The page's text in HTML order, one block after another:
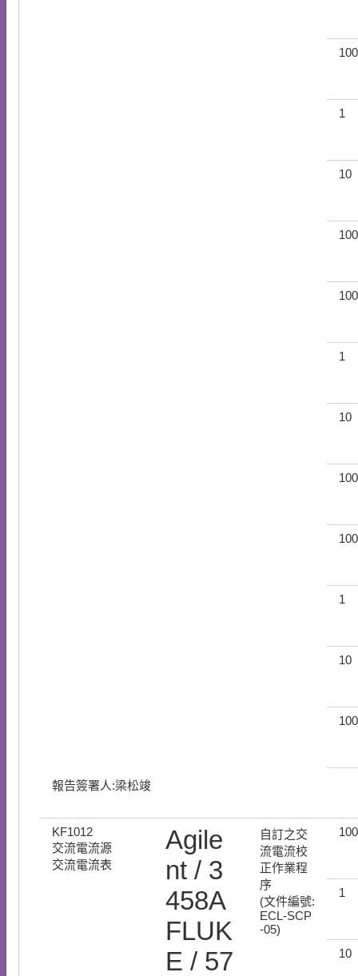
100
1
10
100
100
1
10
100
100
1
10
100
報告簽署人:梁松竣
KF1012
交流電流源
交流電流表
Agile
nt / 3
458A
FLUK
E / 57
自訂之交
流電流校
正作業程
序
(文件編號:
ECL-SCP
-05)
100
1
10